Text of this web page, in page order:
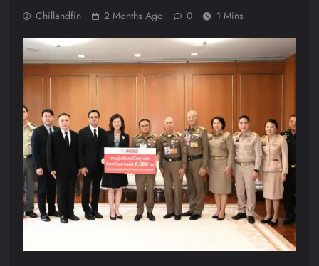
Chillandfin 2 Months Ago 0 1 Mins